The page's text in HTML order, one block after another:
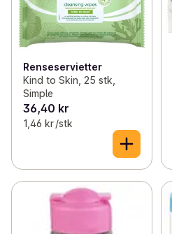
✓ Tannpleie (76)
✓
✓ Intimhygiene (43)
✓ Rens og bomull
✓ Bodylotion (16)
✓ Solkrem og selvbruning
Renseservietter
Kind to Skin, 25 stk,
Simple
36,40 kr
1,46 kr /stk